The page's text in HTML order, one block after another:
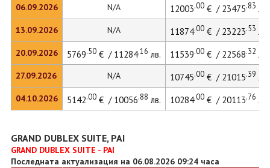
06.09.2026
13.09.2026
20.09.2026
27.09.2026
04.10.2026
N/A 12003.00€ / 23475.83 лв.
N/A 11874.00€ / 23223.53 лв.
5769.50€ / 11284.16 лв. 11539.00€ / 22568.32 лв.
N/A 10745.00€ / 21015.39 лв.
5142.00€ / 10056.88 лв. 10284.00€ / 20113.76 лв.
GRAND DUBLEX SUITE, PAI
GRAND DUBLEX SUITE - PAI
Последната актуализация на 06.08.2026 09:24 часа